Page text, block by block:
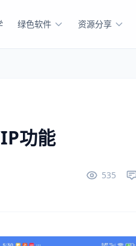
绿色软件 资源分享
功能
535